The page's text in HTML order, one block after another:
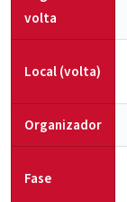
volta
Local (volta)
Organizador
Fase